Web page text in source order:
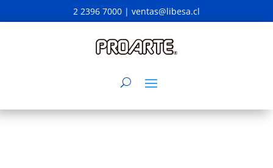
2 2396 7000 | ventas@libesa.cl